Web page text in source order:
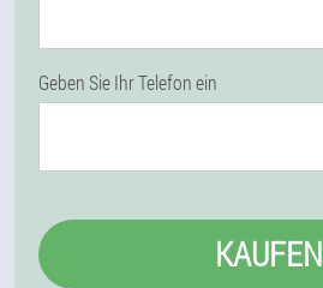
Geben Sie Ihr Telefon ein
KAUFEN